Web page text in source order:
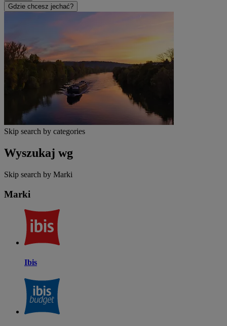
Gdzie chcesz jechać?
Skip search by categories
Wyszukaj wg
Skip search by Marki
Marki
Ibis